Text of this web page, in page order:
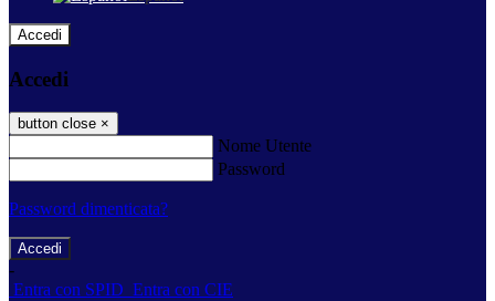
Accedi
Accedi
button close ×
Nome Utente
Password
Password dimenticata?
-
Entra con SPID Entra con CIE